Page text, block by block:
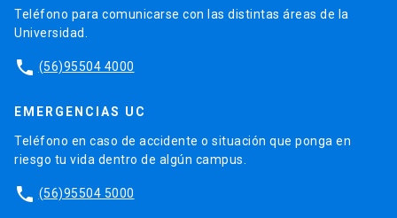
Teléfono para comunicarse con las distintas áreas de la
Universidad.
phone (56)95504 4000
EMERGENCIAS UC
Teléfono en caso de accidente o situación que ponga en
riesgo tu vida dentro de algún campus.
phone (56)95504 5000